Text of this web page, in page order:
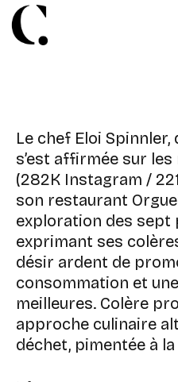
Le chef Eloi
s’est affirmée sur
(282K Instagram /
son restaurant
exploration des sept
exprimant ses
désir ardent de
consommation et
meilleures. Colère
approche culinaire
déchet, pimentée à